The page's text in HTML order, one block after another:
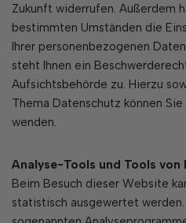
Zukunft widerrufen. Außerdem
bestimmten Umständen die
Ihrer personenbezogenen
steht Ihnen ein
Aufsichtsbehörde zu. Hierzu
Thema Datenschutz können
wenden.
Analyse-Tools und Tools
Beim Besuch dieser Website
statistisch ausgewertet